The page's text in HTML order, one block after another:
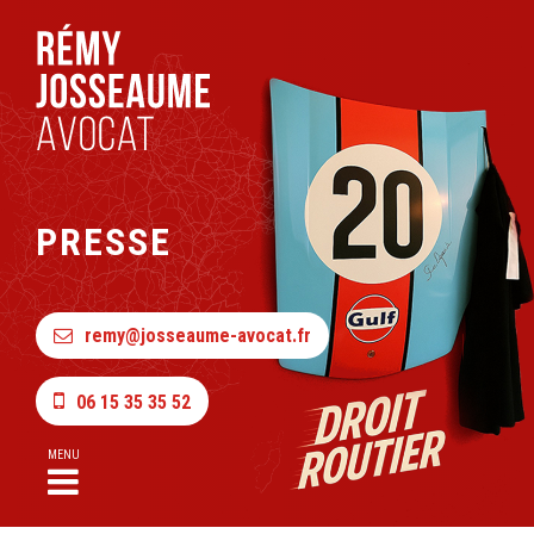
PRESSE
remy@josseaume-avocat.fr
06 15 35 35 52
MENU